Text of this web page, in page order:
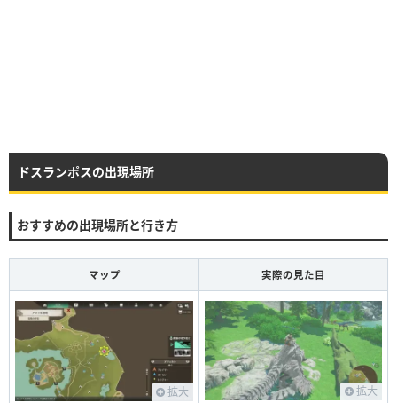
ドスランポスの出現場所
おすすめの出現場所と行き方
マップ 実際の見た目
拡大 拡大